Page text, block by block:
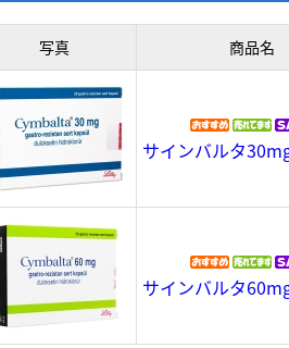
写真 商品名
サインバルタ
サインバルタ